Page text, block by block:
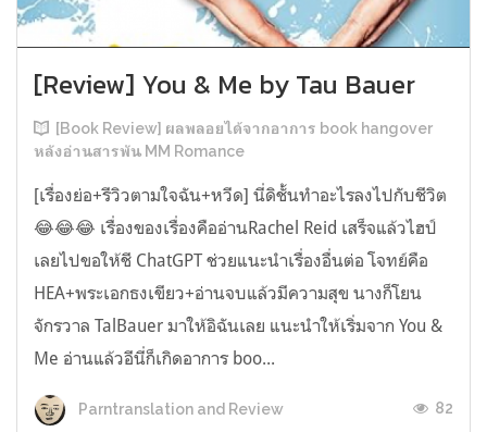
[Review] You & Me by Tau Bauer
[Book Review] ผลพลอยได้จากอาการ book hangover
หลังอ่านสารพัน MM Romance
[เรื่องย่อ+รีวิวตามใจฉัน+หวีด] นี่ดิชั้นทำอะไรลงไปกับชีวิต
😂😂😂 เรื่องของเรื่องคืออ่านRachel Reid เสร็จแล้วไฮป์
เลยไปขอให้ชี ChatGPT ช่วยแนะนำเรื่องอื่นต่อ โจทย์คือ
HEA+พระเอกธงเขียว+อ่านจบแล้วมีความสุข นางก็โยน
จักรวาล TalBauer มาให้อิฉันเลย แนะนำให้เริ่มจาก You &
Me อ่านแล้วอีนี่ก็เกิดอาการ boo...
Parntranslation and Review 82